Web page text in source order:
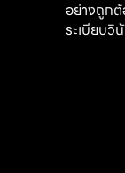
อย่างถูก
ระเบียบวิ